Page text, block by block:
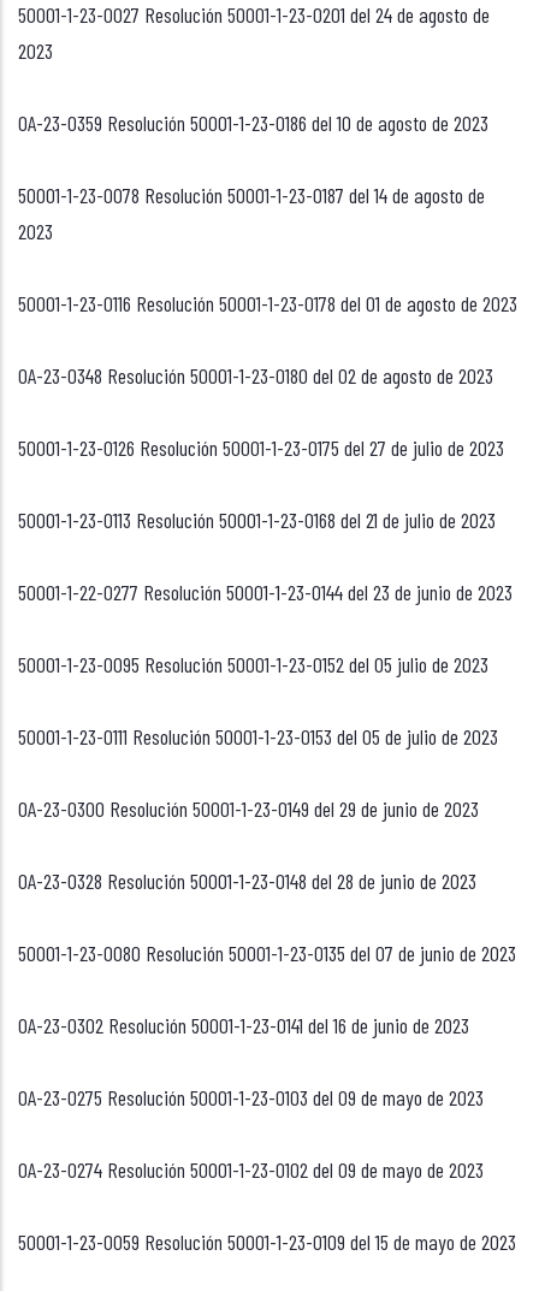
50001-1-23-0027 Resolución 50001-1-23-0201 del 24 de agosto de
2023
OA-23-0359 Resolución 50001-1-23-0186 del 10 de agosto de 2023
50001-1-23-0078 Resolución 50001-1-23-0187 del 14 de agosto de
2023
50001-1-23-0116 Resolución 50001-1-23-0178 del 01 de agosto de 2023
OA-23-0348 Resolución 50001-1-23-0180 del 02 de agosto de 2023
50001-1-23-0126 Resolución 50001-1-23-0175 del 27 de julio de 2023
50001-1-23-0113 Resolución 50001-1-23-0168 del 21 de julio de 2023
50001-1-22-0277 Resolución 50001-1-23-0144 del 23 de junio de 2023
50001-1-23-0095 Resolución 50001-1-23-0152 del 05 julio de 2023
50001-1-23-0111 Resolución 50001-1-23-0153 del 05 de julio de 2023
OA-23-0300 Resolución 50001-1-23-0149 del 29 de junio de 2023
OA-23-0328 Resolución 50001-1-23-0148 del 28 de junio de 2023
50001-1-23-0080 Resolución 50001-1-23-0135 del 07 de junio de 2023
OA-23-0302 Resolución 50001-1-23-0141 del 16 de junio de 2023
OA-23-0275 Resolución 50001-1-23-0103 del 09 de mayo de 2023
OA-23-0274 Resolución 50001-1-23-0102 del 09 de mayo de 2023
50001-1-23-0059 Resolución 50001-1-23-0109 del 15 de mayo de 2023